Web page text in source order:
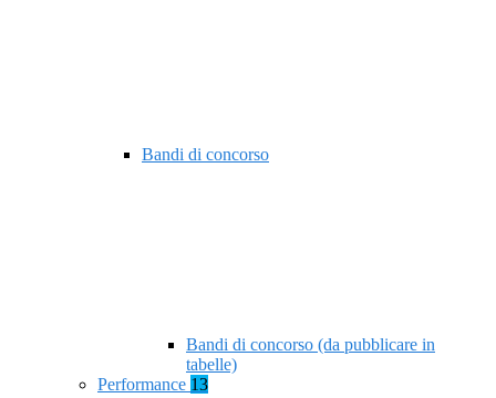
Bandi di concorso
Bandi di concorso (da pubblicare in
tabelle)
Performance 13